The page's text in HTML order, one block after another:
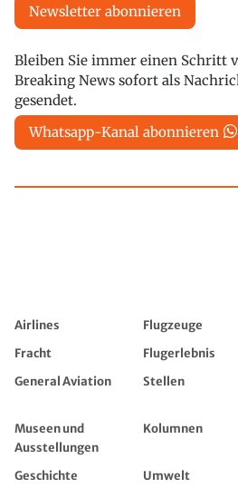
Newsletter abonnieren
Bleiben Sie immer einen Schritt
Breaking News sofort als
gesendet.
Whatsapp-Kanal abonnieren
Airlines Flugzeuge
Fracht
Flugerlebnis
General Aviation
Stellen
Museen und
Ausstellungen
Kolumnen
Geschichte Umwelt